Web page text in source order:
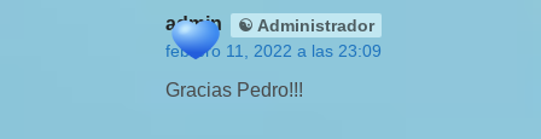
admin
☯ Administrador
febrero 11, 2022 a las 23:09
Gracias Pedro!!!